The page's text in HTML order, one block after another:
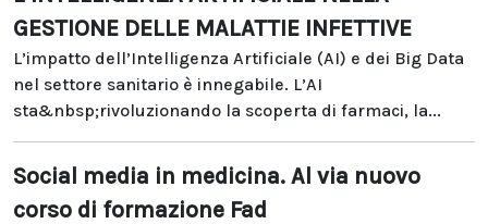
GESTIONE DELLE MALATTIE INFETTIVE
L’impatto dell’Intelligenza Artificiale (AI) e dei Big Data
nel settore sanitario è innegabile. L’AI
sta&nbsp;rivoluzionando la scoperta di farmaci, la...
Social media in medicina. Al via nuovo
corso di formazione Fad